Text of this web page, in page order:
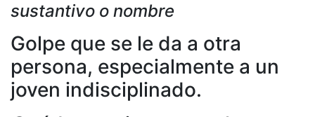
sustantivo o nombre
Golpe que se le da a otra
persona, especialmente a un
joven indisciplinado.